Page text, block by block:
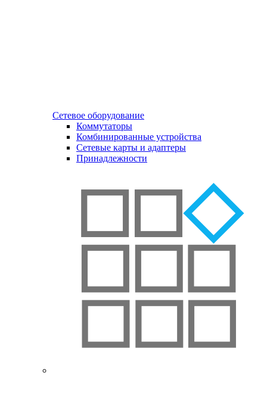
Сетевое оборудование
Коммутаторы
Комбинированные устройства
Сетевые карты и адаптеры
Принадлежности